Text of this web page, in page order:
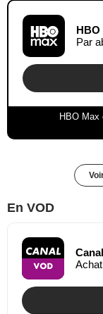
HBO
Par
HBO Max
En VOD